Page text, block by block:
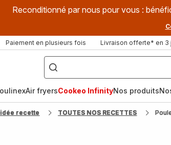
Reconditionné par nous pour vous :
Paiement en plusieurs fois Livraison offerte* en 3
["Que
recherchez-
vous
?",
fryer",
"Companion"]
Air fryersCookeo InfinityNos produits
recette TOUTES NOS RECETTES